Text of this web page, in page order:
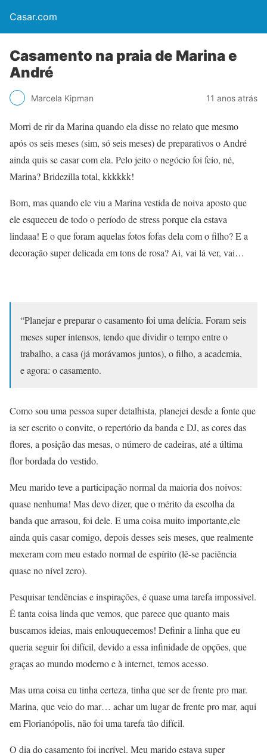
Casar.com
Casamento na praia de Marina e
André
Marcela Kipman 11 anos atrás
Morri de rir da Marina quando ela disse no relato que mesmo
após os seis meses (sim, só seis meses) de preparativos o André
ainda quis se casar com ela. Pelo jeito o negócio foi feio, né,
Marina? Bridezilla total, kkkkkk!
Bom, mas quando ele viu a Marina vestida de noiva aposto que
ele esqueceu de todo o período de stress porque ela estava
lindaaa! E o que foram aquelas fotos fofas dela com o filho? E a
decoração super delicada em tons de rosa? Ai, vai lá ver, vai…
“Planejar e preparar o casamento foi uma delícia. Foram seis
meses super intensos, tendo que dividir o tempo entre o
trabalho, a casa (já morávamos juntos), o filho, a academia,
e agora: o casamento.
Como sou uma pessoa super detalhista, planejei desde a fonte que
ia ser escrito o convite, o repertório da banda e DJ, as cores das
flores, a posição das mesas, o número de cadeiras, até a última
flor bordada do vestido.
Meu marido teve a participação normal da maioria dos noivos:
quase nenhuma! Mas devo dizer, que o mérito da escolha da
banda que arrasou, foi dele. E uma coisa muito importante,ele
ainda quis casar comigo, depois desses seis meses, que realmente
mexeram com meu estado normal de espírito (lê-se paciência
quase no nível zero).
Pesquisar tendências e inspirações, é quase uma tarefa impossível.
É tanta coisa linda que vemos, que parece que quanto mais
buscamos ideias, mais enlouquecemos! Definir a linha que eu
queria seguir foi difícil, devido a essa infinidade de opções, que
graças ao mundo moderno e à internet, temos acesso.
Mas uma coisa eu tinha certeza, tinha que ser de frente pro mar.
Marina, que veio do mar… achar um lugar de frente pro mar, aqui
em Florianópolis, não foi uma tarefa tão difícil.
O dia do casamento foi incrível. Meu marido estava super